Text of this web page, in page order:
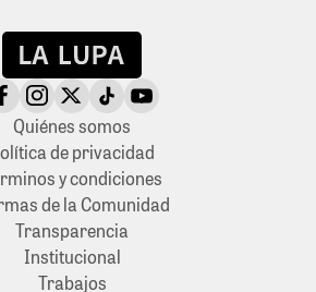
Quiénes somos
de privacidad
y condiciones
de la Comunidad
Transparencia
Institucional
Trabajos